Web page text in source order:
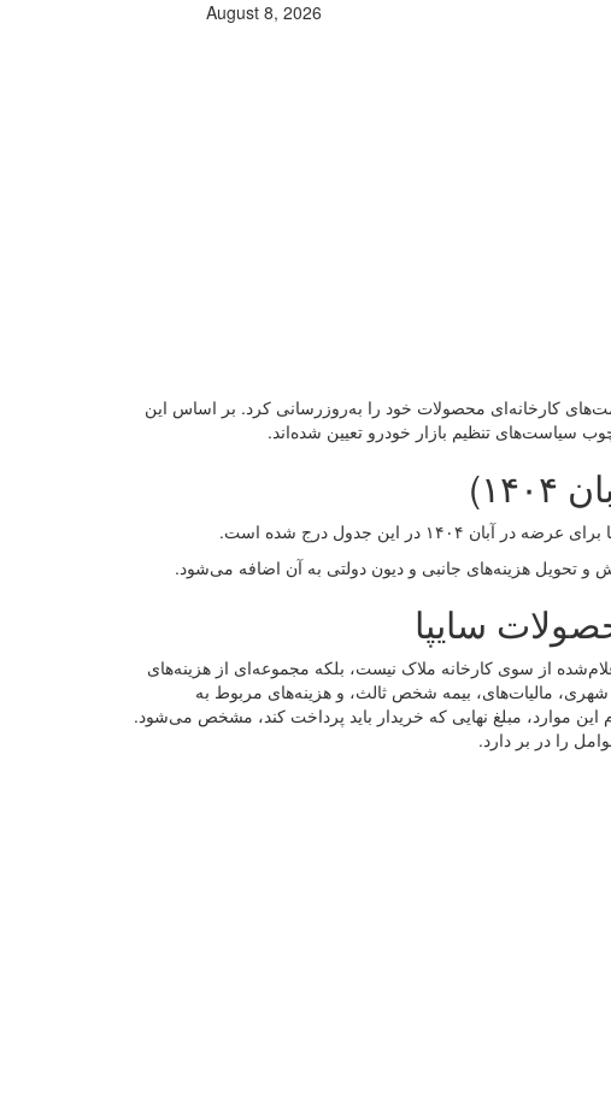
August 8, 2026
کارخانه‌ای محصولات خود را به‌روزرسانی کرد. بر اساس این
سیاست‌های تنظیم بازار خودرو تعیین شده‌اند.
آبان ۱۴۰۴ در این جدول درج شده است.
و تحویل هزینه‌های جانبی و دیون دولتی به آن اضافه می‌شود.
سایپا
از سوی کارخانه ملاک نیست، بلکه مجموعه‌ای از هزینه‌های
مالیات‌های، بیمه شخص ثالث، و هزینه‌های مربوط به
موارد، مبلغ نهایی که خریدار باید پرداخت کند، مشخص می‌شود.
را در بر دارد.